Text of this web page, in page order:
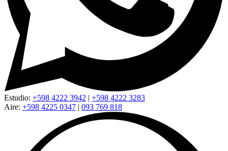
Estudio: +598 4222 3942 | +598 4222 3283
Aire: +598 4225 0347 | 093 769 818